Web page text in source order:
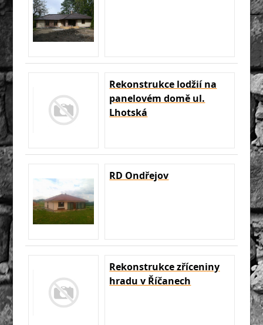
Rekonstrukce lodžií na
panelovém domě ul.
Lhotská
RD Ondřejov
Rekonstrukce zříceniny
hradu v Říčanech